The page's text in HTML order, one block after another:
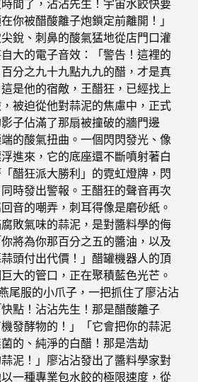
間了，沾沾先生！宇宙水餃快要
你被醋酸離子炮鎖定前離開！」
銳、刺鼻的酸氣猛地從店門口灌
大的電子音效：「警告！這裡的
分之九十九點九九的醋，才是真
是他的宿敵，王醋狂，已經找上
被迫從他對蒜泥的焦慮中，正式
子佔滿了那扇被撞破的牆門邊
的酸氣扭曲。一個閃閃發光、像
進來，它的底座還不斷噴射著白
醋狂派大勝利」的霓虹燈牌，閃
時發出警報。王醋狂的聲音再次
音的嘲弄，刺耳得像是磨砂紙。
腐敗氣味的蒜泥，是對醬料學的侮
將為你那百分之五的醬油，以及
頭付出代價！」醋罐機器人的頂
大的管口，正在聚積藍色光芒。
尾服的小爪子，一把抓住了廖沾沾
點！沾沾先生！那是醋酸離子
發酵物的！」「它會把你的蒜泥
的、純淨的白醋！那是浩劫
泥！」廖沾沾發出了醬料學家對
一種專業包水餃的極限速度，從